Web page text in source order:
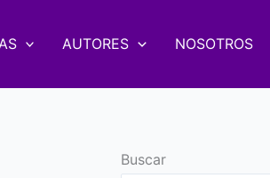
AUTORES NOSOTROS
Buscar